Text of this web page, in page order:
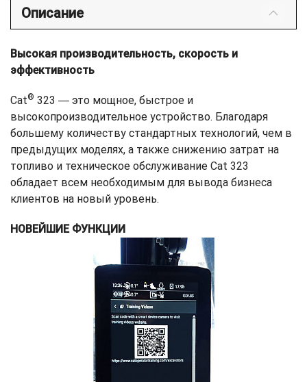
Описание
Высокая производительность, скорость и
эффективность
Cat® 323 ― это мощное, быстрое и
высокопроизводительное устройство. Благодаря
большему количеству стандартных технологий, чем в
предыдущих моделях, а также снижению затрат на
топливо и техническое обслуживание Cat 323
обладает всем необходимым для вывода бизнеса
клиентов на новый уровень.
НОВЕЙШИЕ ФУНКЦИИ